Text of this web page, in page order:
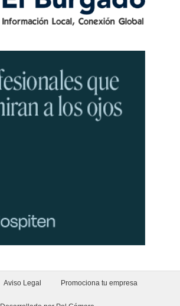
Aviso Legal Promociona tu empresa